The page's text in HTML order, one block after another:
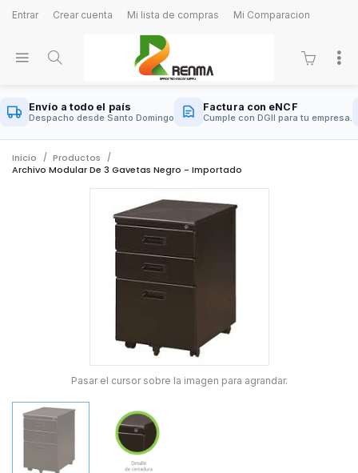
Entrar Crear cuenta Mi lista de compras Mi Comparacion
Envío a todo el país
Despacho desde Santo Domingo
Factura con eNCF
Cumple con DGII para tu empresa.
Inicio
Productos
Archivo Modular De 3 Gavetas Negro - Importado
Pasar el cursor sobre la imagen para agrandar.